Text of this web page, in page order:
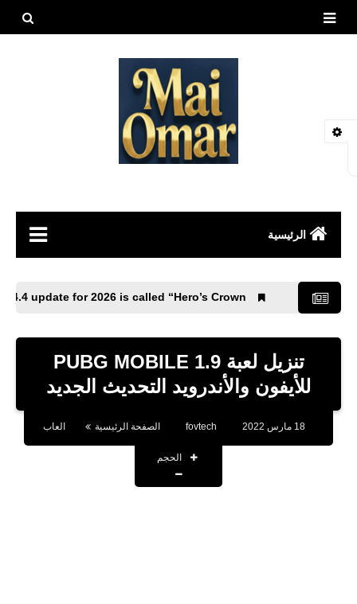
الرئيسية
طيور وحيوانات
Mobile 4.4 update for 2026 is called “Hero’s Crown”.
تنزيل لعبة PUBG MOBILE 1.9
للأيفون والأندرويد التحديث الجديد
18 مارس 2022 fovtech الصفحة الرئيسية العاب
الحجم